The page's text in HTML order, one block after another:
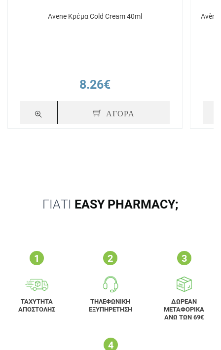
Avene Κρέμα Cold Cream 40ml
8.26€
ΑΓΟΡΑ
ΓΙΑΤΙ EASY PHARMACY;
ΤΑΧΥΤΗΤΑ
ΑΠΟΣΤΟΛΗΣ
ΤΗΛΕΦΩΝΙΚΗ
ΕΞΥΠΗΡΕΤΗΣΗ
ΔΩΡΕΑΝ
ΜΕΤΑΦΟΡΙΚΑ
ΑΝΩ ΤΩΝ 69€